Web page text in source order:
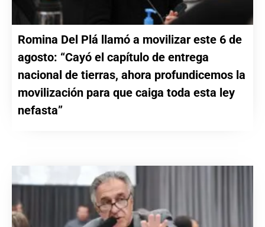
Romina Del Plá llamó a movilizar este 6 de
agosto: “Cayó el capítulo de entrega
nacional de tierras, ahora profundicemos la
movilización para que caiga toda esta ley
nefasta”